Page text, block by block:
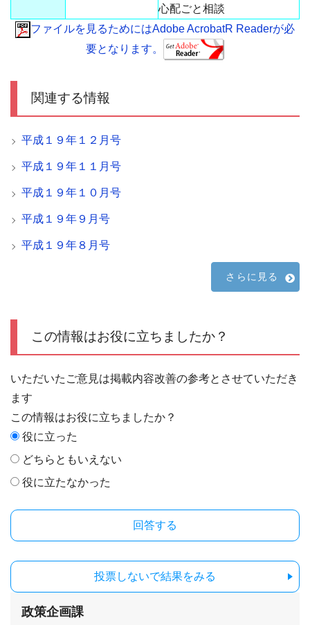
心配ごと相談
ファイルを見るためにはAdobe AcrobatR Readerが必
要となります。
関連する情報
平成１９年１２月号
平成１９年１１月号
平成１９年１０月号
平成１９年９月号
平成１９年８月号
さらに見る
この情報はお役に立ちましたか？
いただいたご意見は掲載内容改善の参考とさせていただき
ます
この情報はお役に立ちましたか？
役に立った
どちらともいえない
役に立たなかった
投票しないで結果をみる
政策企画課